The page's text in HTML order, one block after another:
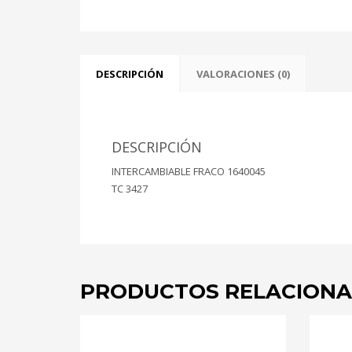
DESCRIPCIÓN VALORACIONES (0)
DESCRIPCIÓN
INTERCAMBIABLE FRACO 1640045
TC 3427
PRODUCTOS